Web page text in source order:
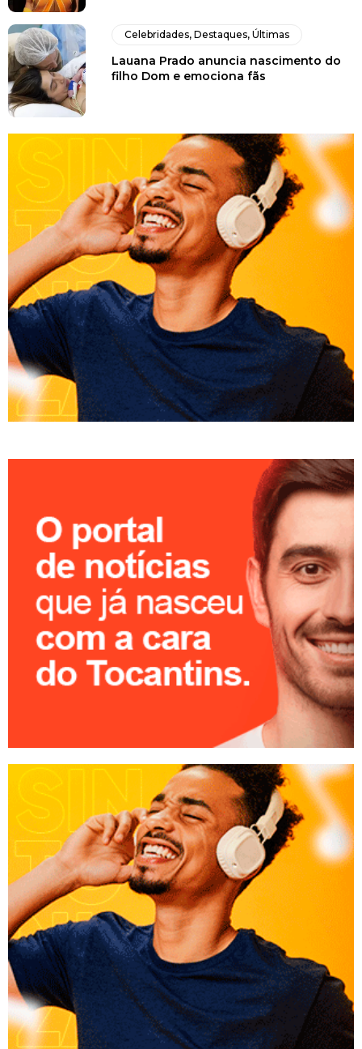
Celebridades,Destaques,Últimas
Lauana Prado anuncia nascimento do
filho Dom e emociona fãs